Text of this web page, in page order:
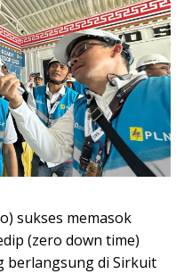
sukses memasok
(zero down time)
berlangsung di Sirkuit